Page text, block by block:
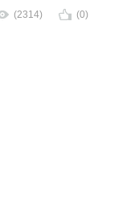
(2314) (0)